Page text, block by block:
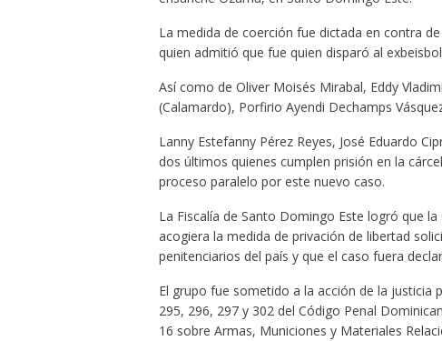
La medida de coerción fue dictada en contra
quien admitió que fue quien disparó al
Así como de Oliver Moisés Mirabal, Eddy
(Calamardo), Porfirio Ayendi Dechamps
Lanny Estefanny Pérez Reyes, José Eduardo
dos últimos quienes cumplen prisión en la
proceso paralelo por este nuevo caso.
La Fiscalía de Santo Domingo Este logró que
acogiera la medida de privación de libertad
penitenciarios del país y que el caso fuera
El grupo fue sometido a la acción de la justicia
295, 296, 297 y 302 del Código Penal
16 sobre Armas, Municiones y Materiales